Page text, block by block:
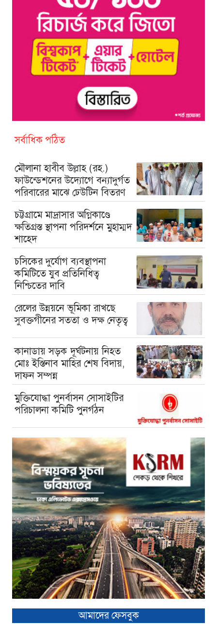
সর্বাধিক পঠিত
মৌলানা হাবীব উল্লাহ (রহ.)
ফাউন্ডেশনের উদ্যোগে বন্যাদুর্গত
পরিবারের মাঝে ঢেউটিন বিতরণ
চট্টগ্রামে মাদ্রাসার অগ্নিকাণ্ডে
ক্ষতিগ্রস্ত স্থাপনা পরিদর্শনে মুহাম্মদ
শাহেদ
চসিকের দুর্যোগ ব্যবস্থাপনা
কমিটিতে যুব প্রতিনিধিত্ব
নিশ্চিতের দাবি
রেলের উন্নয়নে ভূমিকা রাখছে
সুবক্তগীনের সততা ও দক্ষ নেতৃত্ব
কানাডায় সড়ক দূর্ঘটনায় নিহত
মোঃ ইস্তিনাব মাহির শেষ বিদায়,
দাফন সম্পন্ন
মুক্তিযোদ্ধা পুনর্বাসন সোসাইটির
পরিচালনা কমিটি পুনর্গঠন
আমাদের ফেসবুক